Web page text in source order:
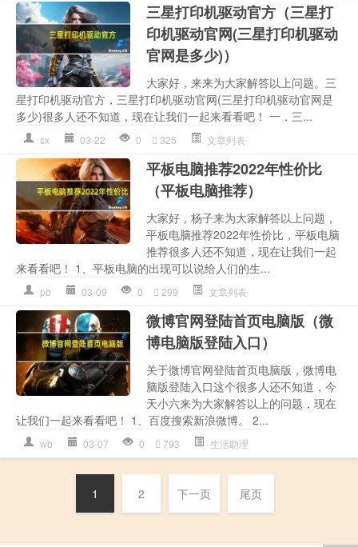
三星打印机驱动官方（三星打
印机驱动官网(三星打印机驱动
官网是多少)）
大家好，来来为大家解答以上问题。三
星打印机驱动官方，三星打印机驱动官网(三星打印机驱动官网是
多少)很多人还不知道，现在让我们一起来看看吧！ 一．三...
sx 03-22 0 325 文章列表
平板电脑推荐2022年性价比
（平板电脑推荐）
大家好，杨子来为大家解答以上问题，
平板电脑推荐2022年性价比，平板电脑
推荐很多人还不知道，现在让我们一起
来看看吧！ 1、平板电脑的出现可以说给人们的生...
pb 03-09 0 299 文章列表
微博官网登陆首页电脑版（微
博电脑版登陆入口）
关于微博官网登陆首页电脑版，微博电
脑版登陆入口这个很多人还不知道，今
天小六来为大家解答以上的问题，现在
让我们一起来看看吧！ 1、百度搜索新浪微博。 2...
wb 03-07 0 793 生活助理
1 2 下一页 尾页